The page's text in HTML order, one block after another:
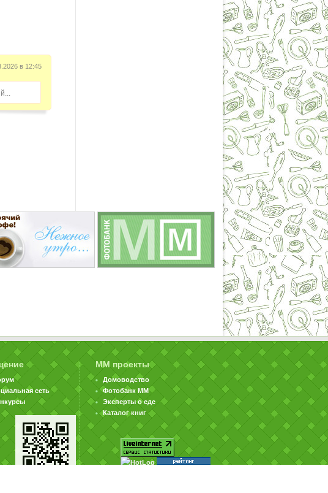
в 12:45
сеть
ММ проекты
Домоводство
Фотобанк ММ
Эксперты о еде
Каталог книг